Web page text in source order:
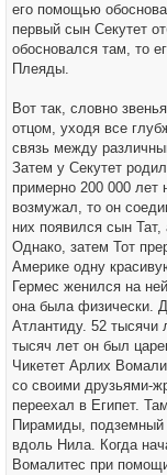
его помощью
первый сын Секутет
обосновался там, то
Плеяды.
Вот так, словно
отцом, уходя все
связь между
Затем у Секутет
примерно 200 000 лет
возмужал, то он
них появился сын
Однако, затем Тот
Америке одну
Гермес женился на
она была физически.
Атлантиду. 52 тысячи
тысяч лет он был
Чикетет Арлих
со своими друзьями-
переехал в Египет.
Пирамиды, подземный
вдоль Нила. Когда
Вомалитес при